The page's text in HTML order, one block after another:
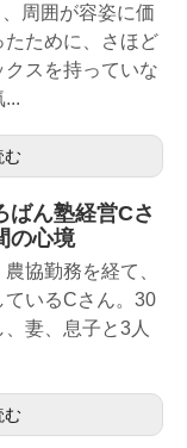
周囲が容姿に価
ために、さほど
スを持っていな
...
む
ばん塾経営Cさ
の心境
協勤務を経て、
いるCさん。30
妻、息子と3人
む